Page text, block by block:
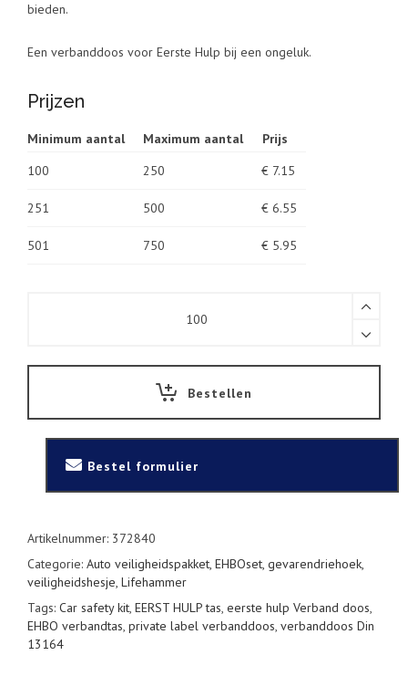
bieden.
Een verbanddoos voor Eerste Hulp bij een ongeluk.
Prijzen
Minimum aantal Maximum aantal
Prijs
100
250 € 7.15
251 500 € 6.55
501 750 € 5.95
Bestellen
Bestel formulier
Artikelnummer: 372840
Categorie: Auto veiligheidspakket, EHBOset, gevarendriehoek,
veiligheidshesje, Lifehammer
Tags: Car safety kit, EERST HULP tas, eerste hulp Verband doos,
EHBO verbandtas, private label verbanddoos, verbanddoos Din
13164